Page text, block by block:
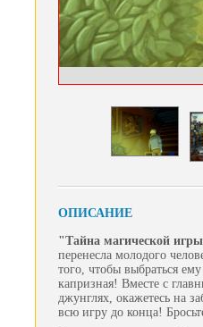
ОПИСАНИЕ
"Тайна магической
перенесла молодого
того, чтобы выбраться
капризная! Вместе с
джунглях, окажетесь на
всю игру до конца!